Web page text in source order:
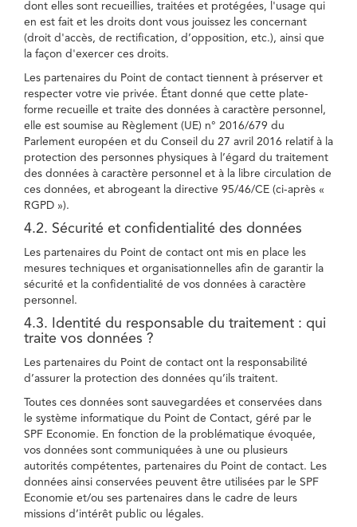
dont elles sont recueillies, traitées et protégées, l'usage qui
en est fait et les droits dont vous jouissez les concernant
(droit d'accès, de rectification, d’opposition, etc.), ainsi que
la façon d'exercer ces droits.
Les partenaires du Point de contact tiennent à préserver et
respecter votre vie privée. Étant donné que cette plate-
forme recueille et traite des données à caractère personnel,
elle est soumise au Règlement (UE) n° 2016/679 du
Parlement européen et du Conseil du 27 avril 2016 relatif à la
protection des personnes physiques à l’égard du traitement
des données à caractère personnel et à la libre circulation de
ces données, et abrogeant la directive 95/46/CE (ci-après «
RGPD »).
4.2. Sécurité et confidentialité des données
Les partenaires du Point de contact ont mis en place les
mesures techniques et organisationnelles afin de garantir la
sécurité et la confidentialité de vos données à caractère
personnel.
4.3. Identité du responsable du traitement : qui
traite vos données ?
Les partenaires du Point de contact ont la responsabilité
d’assurer la protection des données qu’ils traitent.
Toutes ces données sont sauvegardées et conservées dans
le système informatique du Point de Contact, géré par le
SPF Economie. En fonction de la problématique évoquée,
vos données sont communiquées à une ou plusieurs
autorités compétentes, partenaires du Point de contact. Les
données ainsi conservées peuvent être utilisées par le SPF
Economie et/ou ses partenaires dans le cadre de leurs
missions d’intérêt public ou légales.